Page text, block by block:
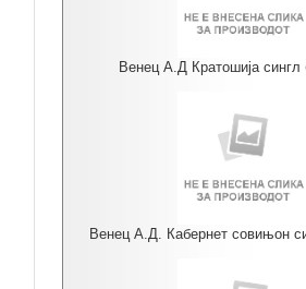
Венец А.Д Кратошија сингл
Венец А.Д. Кабернет совињон